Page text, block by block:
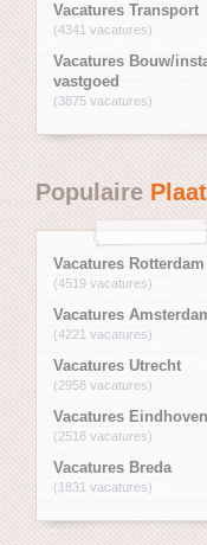
Vacatures Transport
(4341 vacatures)
Vacatures Bouw/
vastgoed
(3875 vacatures)
Populaire
Vacatures Rotterdam
(4519 vacatures)
Vacatures
(4221 vacatures)
Vacatures Utrecht
(2958 vacatures)
Vacatures Eindhoven
(2518 vacatures)
Vacatures Breda
(1831 vacatures)